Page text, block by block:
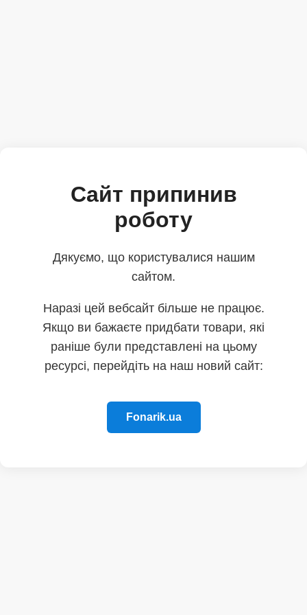
Сайт припинив
роботу
Дякуємо, що користувалися нашим
сайтом.
Наразі цей вебсайт більше не працює.
Якщо ви бажаєте придбати товари, які
раніше були представлені на цьому
ресурсі, перейдіть на наш новий сайт:
Fonarik.ua